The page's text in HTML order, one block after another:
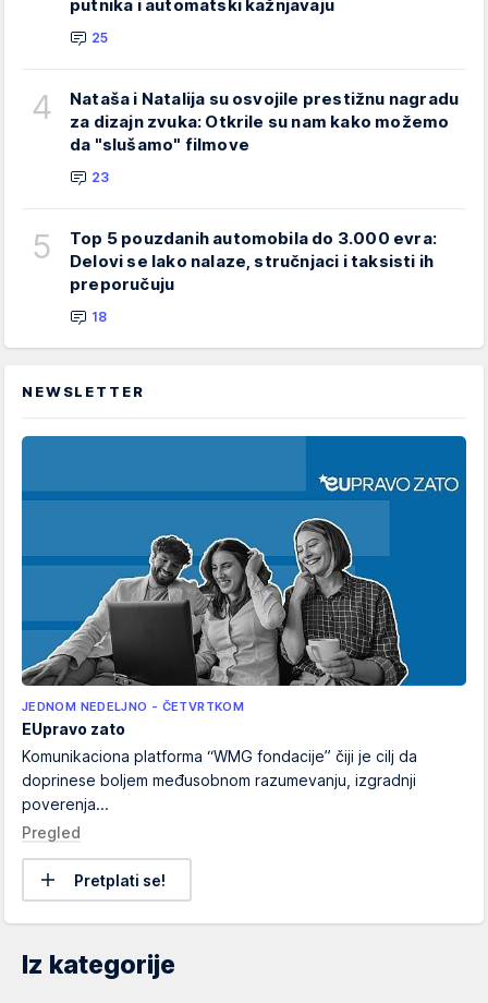
putnika i automatski kažnjavaju
25
4
Nataša i Natalija su osvojile prestižnu nagradu
za dizajn zvuka: Otkrile su nam kako možemo
da "slušamo" filmove
23
5
Top 5 pouzdanih automobila do 3.000 evra:
Delovi se lako nalaze, stručnjaci i taksisti ih
preporučuju
18
NEWSLETTER
JEDNOM NEDELJNO - ČETVRTKOM
EUpravo zato
Komunikaciona platforma “WMG fondacije” čiji je cilj da
doprinese boljem međusobnom razumevanju, izgradnji
poverenja...
Pregled
Pretplati se!
Iz kategorije